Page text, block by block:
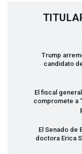
Trump
candidato
El fiscal
compromete a
El Senado de
doctora Erica